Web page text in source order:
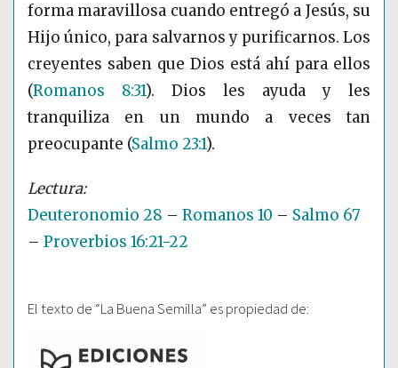
forma maravillosa cuando entregó a Jesús, su
Hijo único, para salvarnos y purificarnos. Los
creyentes saben que Dios está ahí para ellos
(Romanos 8:31). Dios les ayuda y les
tranquiliza en un mundo a veces tan
preocupante (Salmo 23:1).
Deuteronomio 28 – Romanos 10 – Salmo 67
– Proverbios 16:21-22
El texto de “La Buena Semilla” es propiedad de: